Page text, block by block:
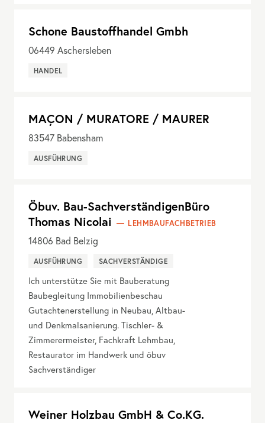
Schone Baustoffhandel Gmbh
06449 Aschersleben
HANDEL
MAÇON / MURATORE / MAURER
83547 Babensham
AUSFÜHRUNG
Öbuv. Bau-SachverständigenBüro
Thomas Nicolai
LEHMBAUFACHBETRIEB
14806 Bad Belzig
AUSFÜHRUNG SACHVERSTÄNDIGE
Ich unterstütze Sie mit Bauberatung
Baubegleitung Immobilienbeschau
Gutachtenerstellung in Neubau, Altbau-
und Denkmalsanierung. Tischler- &
Zimmerermeister, Fachkraft Lehmbau,
Restaurator im Handwerk und öbuv
Sachverständiger
Weiner Holzbau GmbH & Co.KG.